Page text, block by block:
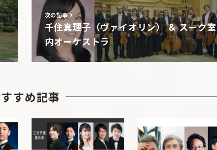
次の記事
千住真理子（ヴァイオリン） ＆ スーク室
内オーケストラ
すめ記事